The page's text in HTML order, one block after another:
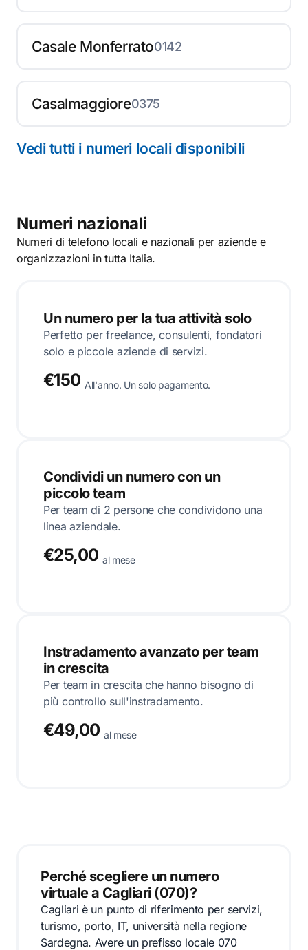
Casale Monferrato0142
Casalmaggiore0375
Vedi tutti i numeri locali disponibili
Numeri nazionali
Numeri di telefono locali e nazionali per aziende e
organizzazioni in tutta Italia.
Un numero per la tua attività solo
Perfetto per freelance, consulenti, fondatori
solo e piccole aziende di servizi.
€150 All'anno. Un solo pagamento.
Condividi un numero con un
piccolo team
Per team di 2 persone che condividono una
linea aziendale.
€25,00 al mese
Instradamento avanzato per team
in crescita
Per team in crescita che hanno bisogno di
più controllo sull'instradamento.
€49,00 al mese
Perché scegliere un numero
virtuale a Cagliari (070)?
Cagliari è un punto di riferimento per servizi,
turismo, porto, IT, università nella regione
Sardegna. Avere un prefisso locale 070